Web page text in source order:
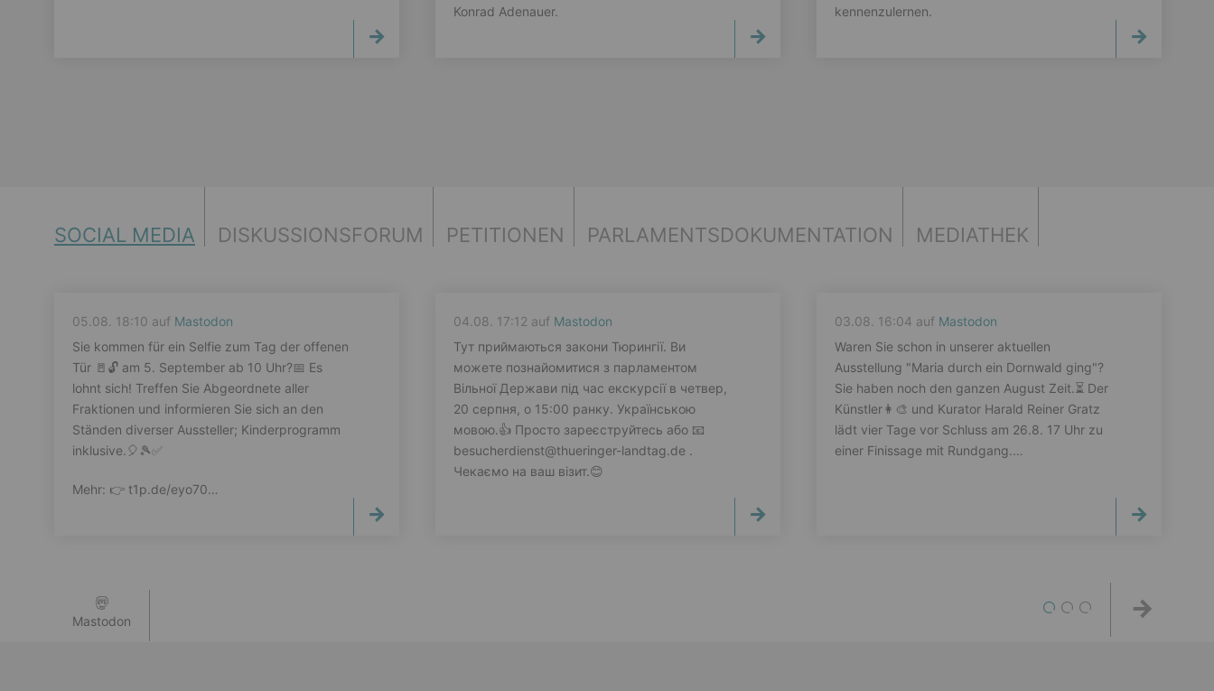
Konrad Adenauer.
kennenzulernen.
SOCIAL MEDIA DISKUSSIONSFORUM PETITIONEN PARLAMENTS­DOKUMENTATION MEDIATHEK
05.08. 18:10 auf Mastodon
Sie kommen für ein Selfie zum Tag der offenen
Tür 🚪🔓️ am 5. September ab 10 Uhr?📅 Es
lohnt sich! Treffen Sie Abgeordnete aller
Fraktionen und informieren Sie sich an den
Ständen diverser Aussteller; Kinderprogramm
inklusive.🎈🎾✅️
Mehr: 👉️ t1p.de/eyo70…
04.08. 17:12 auf Mastodon
Тут приймаються закони Тюрингії. Ви
можете познайомитися з парламентом
Вільної Держави під час екскурсії в четвер,
20 серпня, о 15:00 ранку. Українською
мовою.👍 Просто зареєструйтесь або 📧
besucherdienst@thueringer-landtag.de .
Чекаємо на ваш візит.😊
03.08. 16:04 auf Mastodon
Waren Sie schon in unserer aktuellen
Ausstellung "Maria durch ein Dornwald ging"?
Sie haben noch den ganzen August Zeit.⏳ Der
Künstler👩‍🎨 und Kurator Harald Reiner Gratz
lädt vier Tage vor Schluss am 26.8. 17 Uhr zu
einer Finissage mit Rundgang.…
1 2
Mastodon